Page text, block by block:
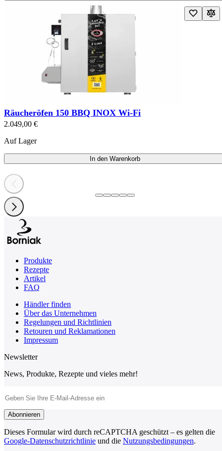
Räucheröfen 150 BBQ INOX Wi-Fi
2.049,00 €
Auf Lager
In den Warenkorb
Produkte
Rezepte
Artikel
FAQ
Händler finden
Über das Unternehmen
Regelungen und Richtlinien
Retouren und Reklamationen
Impressum
Newsletter
News, Produkte, Rezepte und vieles mehr!
Abonnieren
Dieses Formular wird durch reCAPTCHA geschützt – es gelten die
Google-Datenschutzrichtlinie und die Nutzungsbedingungen.